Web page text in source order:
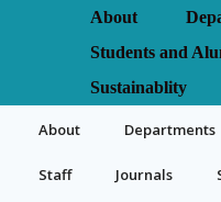
About
Students and
Sustainablity
About Departments
Staff Journals